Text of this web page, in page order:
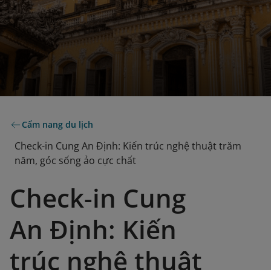
Cẩm nang du lịch
Check-in Cung An Định: Kiến trúc nghệ thuật trăm
năm, góc sống ảo cực chất
Check-in Cung
An Định: Kiến
trúc nghệ thuật